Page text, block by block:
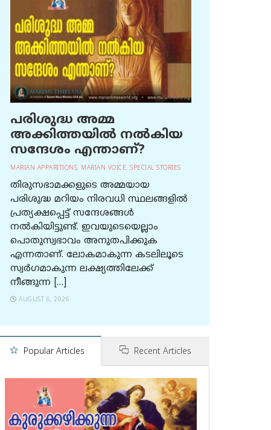
പരിശുദ്ധ അമ്മ
അക്കിത്തയില്‍ നല്‍കിയ
സന്ദേശം എന്താണ്?
MARIAN APPARITIONS, MARIAN VOICE, SPECIAL STORIES
തിരുസഭാമക്കളുടെ അമ്മയായ
പരിശുദ്ധ മറിയം നിരവധി സ്ഥലങ്ങളിൽ
പ്രത്യക്ഷപ്പെട്ട് സന്ദേശങ്ങൾ
നൽകിയിട്ടുണ്ട്. ഇവയുടെയെല്ലാം
പൊതുസ്വഭാവം അനുതപിക്കുക
എന്നതാണ്. ലോകമാകുന്ന കടലിലൂടെ
സ്വർഗമാകുന്ന ലക്ഷ്യത്തിലേക്ക്
നീങ്ങുന്ന […]
AUGUST 6, 2026
Popular Articles Recent Articles